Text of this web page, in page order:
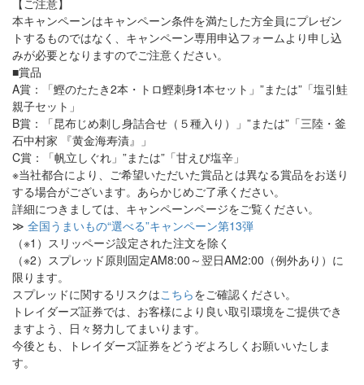
【ご注意】
本キャンペーンはキャンペーン条件を満たした方全員にプレゼン
トするものではなく、キャンペーン専用申込フォームより申し込
みが必要となりますのでご注意ください。
■賞品
A賞：「鰹のたたき2本・トロ鰹刺身1本セット」”または”「塩引鮭
親子セット」
B賞：「昆布じめ刺し身詰合せ（５種入り）」”または”「三陸・釜
石中村家 『黄金海寿漬』」
C賞：「帆立しぐれ」”または”「甘えび塩辛」
※当社都合により、ご希望いただいた賞品とは異なる賞品をお送り
する場合がございます。あらかじめご了承ください。
詳細につきましては、キャンペーンページをご覧ください。
≫ 全国うまいもの“選べる”キャンペーン第13弾
（※1）スリッページ設定された注文を除く
（※2）スプレッド原則固定AM8:00～翌日AM2:00（例外あり）に
限ります。
スプレッドに関するリスクはこちらをご確認ください。
トレイダーズ証券では、お客様により良い取引環境をご提供でき
ますよう、日々努力してまいります。
今後とも、トレイダーズ証券をどうぞよろしくお願いいたしま
す。